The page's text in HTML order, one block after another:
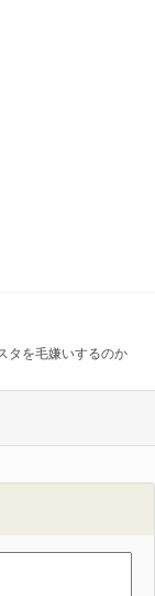
タを毛嫌いするのか